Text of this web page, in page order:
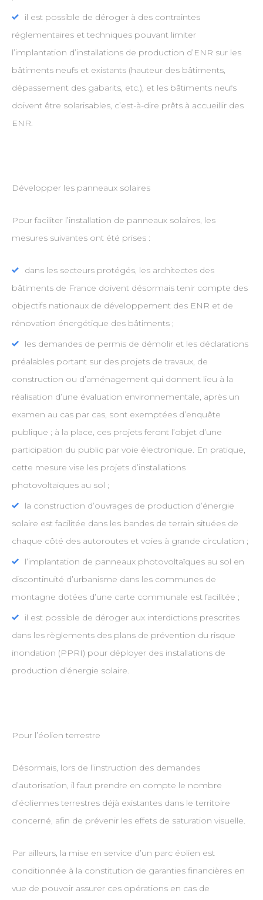
il est possible de déroger à des contraintes
réglementaires et techniques pouvant limiter
l’implantation d’installations de production d’ENR sur les
bâtiments neufs et existants (hauteur des bâtiments,
dépassement des gabarits, etc.), et les bâtiments neufs
doivent être solarisables, c’est-à-dire prêts à accueillir des
ENR.
Développer les panneaux solaires
Pour faciliter l’installation de panneaux solaires, les
mesures suivantes ont été prises :
dans les secteurs protégés, les architectes des
bâtiments de France doivent désormais tenir compte des
objectifs nationaux de développement des ENR et de
rénovation énergétique des bâtiments ;
les demandes de permis de démolir et les déclarations
préalables portant sur des projets de travaux, de
construction ou d’aménagement qui donnent lieu à la
réalisation d’une évaluation environnementale, après un
examen au cas par cas, sont exemptées d’enquête
publique ; à la place, ces projets feront l’objet d’une
participation du public par voie électronique. En pratique,
cette mesure vise les projets d’installations
photovoltaïques au sol ;
la construction d’ouvrages de production d’énergie
solaire est facilitée dans les bandes de terrain situées de
chaque côté des autoroutes et voies à grande circulation ;
l’implantation de panneaux photovoltaïques au sol en
discontinuité d’urbanisme dans les communes de
montagne dotées d’une carte communale est facilitée ;
il est possible de déroger aux interdictions prescrites
dans les règlements des plans de prévention du risque
inondation (PPRI) pour déployer des installations de
production d’énergie solaire.
Pour l’éolien terrestre
Désormais, lors de l’instruction des demandes
d’autorisation, il faut prendre en compte le nombre
d’éoliennes terrestres déjà existantes dans le territoire
concerné, afin de prévenir les effets de saturation visuelle.
Par ailleurs, la mise en service d’un parc éolien est
conditionnée à la constitution de garanties financières en
vue de pouvoir assurer ces opérations en cas de